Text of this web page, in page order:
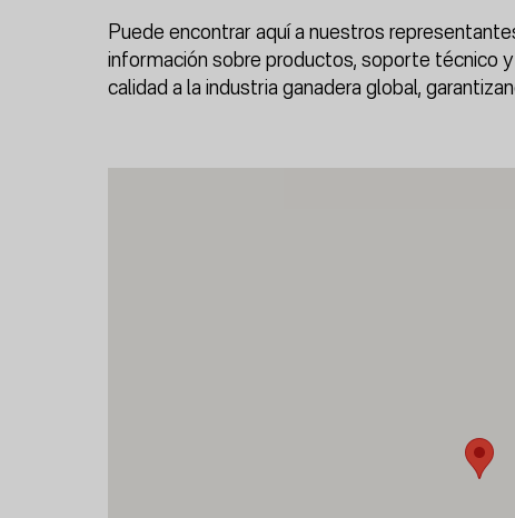
Puede encontrar aquí a nuestros
información sobre productos, soporte técnico
calidad a la industria ganadera global,